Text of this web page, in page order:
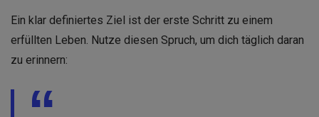
Ein klar definiertes Ziel ist der erste Schritt zu einem
erfüllten Leben. Nutze diesen Spruch, um dich täglich daran
zu erinnern: